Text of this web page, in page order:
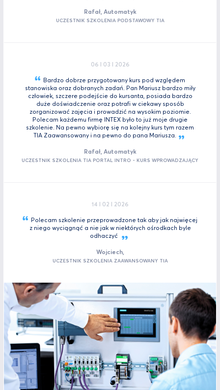
Rafał, Automatyk
UCZESTNIK SZKOLENIA PODSTAWOWY TIA
06 I 03 I 2026
Bardzo dobrze przygotowany kurs pod względem
stanowiska oraz dobranych zadań. Pan Mariusz bardzo miły
człowiek, szczere podejście do kursanta, posiada bardzo
duże doświadczenie oraz potrafi w ciekawy sposób
zorganizować zajęcia i prowadzić na wysokim poziomie.
Polecam każdemu firmę INTEX było to już moje drugie
szkolenie. Na pewno wybiorę się na kolejny kurs tym razem
TIA Zaawansowany i na pewno do pana Mariusza.
Rafał, Automatyk
UCZESTNIK SZKOLENIA TIA PORTAL INTRO - KURS WPROWADZAJĄCY
14 I 02 I 2026
Polecam szkolenie przeprowadzone tak aby jak najwięcej
z niego wyciągnąć a nie jak w niektórych ośrodkach byle
odhaczyć
Wojciech,
UCZESTNIK SZKOLENIA ZAAWANSOWANY TIA